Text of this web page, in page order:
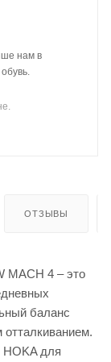
нам в
ОТЗЫВЫ
MACH 4 – это
баланс
для